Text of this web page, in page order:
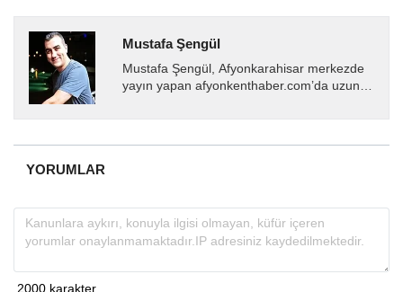
Mustafa Şengül
Mustafa Şengül, Afyonkarahisar merkezde
yayın yapan afyonkenthaber.com’da uzun
almakta, haber akışı...
YORUMLAR